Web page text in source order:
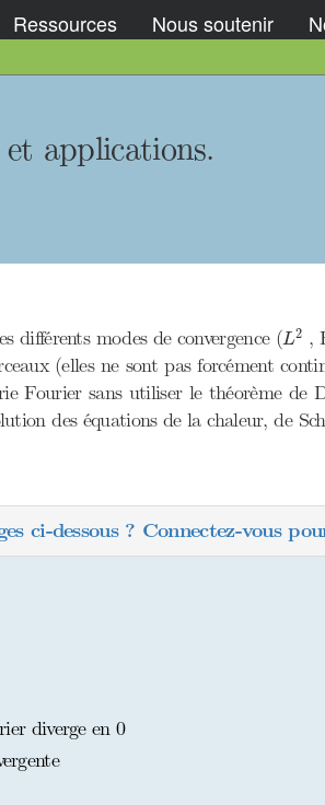
Ressources Nous soutenir
applications.
différents modes de convergence (L2
L2 ,
(elles ne sont pas forcément
Fourier sans utiliser le théorème de
des équations de la chaleur, de
ci-dessous ? Connectez-vous
diverge en 0